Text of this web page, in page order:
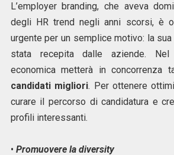
L’employer branding, che aveva
degli HR trend negli anni scorsi, è
urgente per un semplice motivo: la
stata recepita dalle aziende.
economica metterà in concorrenza
candidati migliori. Per ottenere
curare il percorso di candidatura e
profili interessanti.
• Promuovere la diversity